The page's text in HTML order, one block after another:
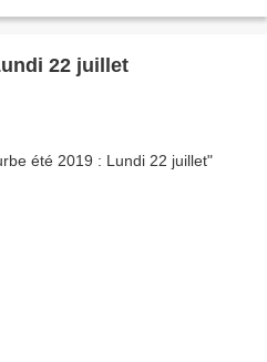
22 juillet